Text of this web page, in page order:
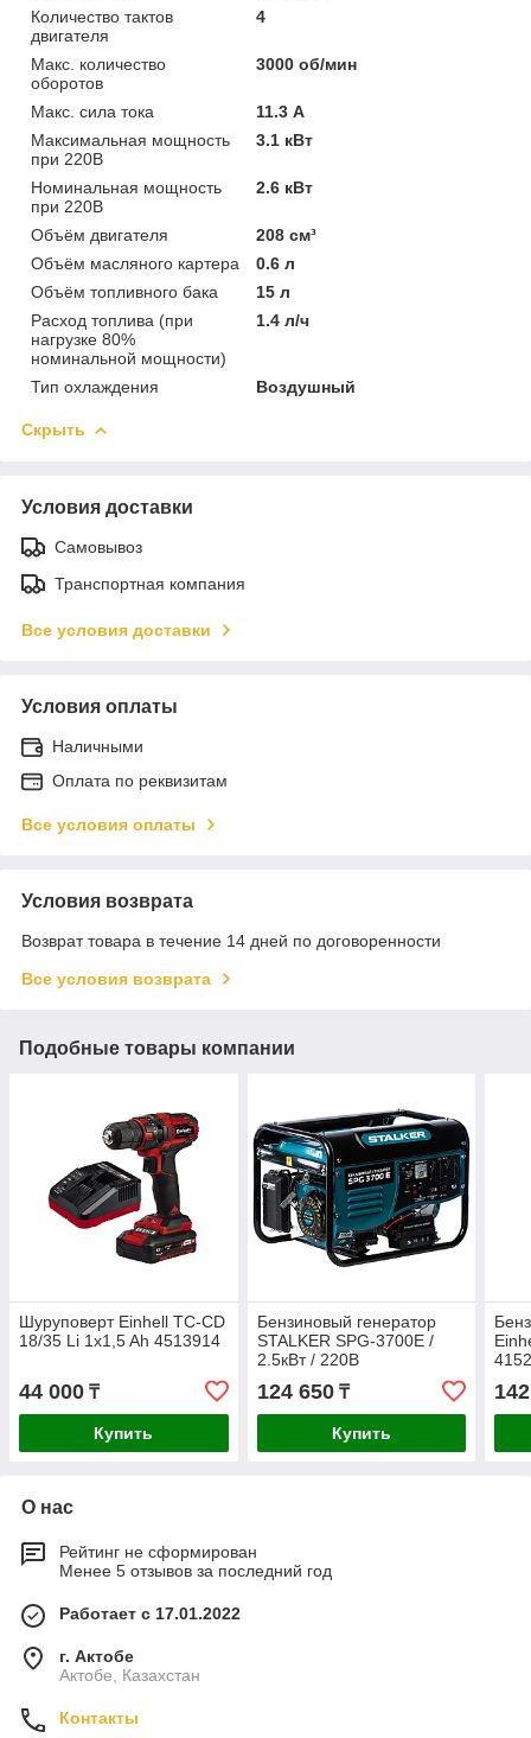
Количество тактов
двигателя
4
Макс. количество
оборотов
3000 об/мин
Макс. сила тока
11.3 А
Максимальная мощность
при 220В
3.1 кВт
Номинальная мощность
при 220В
2.6 кВт
Объём двигателя
208 см³
Объём масляного картера
0.6 л
Объём топливного бака
15 л
Расход топлива (при
нагрузке 80%
номинальной мощности)
1.4 л/ч
Тип охлаждения Воздушный
Скрыть
Условия доставки
Самовывоз
Транспортная компания
Все условия доставки
Условия оплаты
Наличными
Оплата по реквизитам
Все условия оплаты
Условия возврата
Возврат товара в течение 14 дней по договоренности
Все условия возврата
Подобные товары компании
Шуруповерт Einhell TC-CD
18/35 Li 1x1,5 Ah 4513914
44 000 ₸
Купить
Бензиновый генератор
STALKER SPG-3700E /
2.5кВт / 220В
124 650₸
Купить
О нас
Рейтинг не сформирован
Менее 5 отзывов за последний год
Работает с 17.01.2022
г. Актобе
Актобе, Казахстан
Контакты